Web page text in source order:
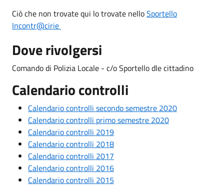
Ciò che non trovate qui lo trovate nelloSportello
Incontr@cirie
Dove rivolgersi
Comando di Polizia Locale - c/o Sportello dle cittadino
Calendario controlli
Calendario controlli secondo semestre 2020
Calendario controlli primo semestre 2020
Calendario controlli 2019
Calendario controlli 2018
Calendario controlli 2017
Calendario controlli 2016
Calendario controlli 2015